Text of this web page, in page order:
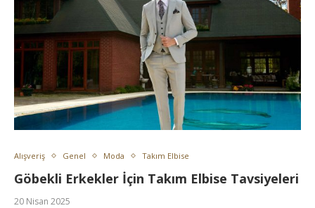
Alışveriş Genel Moda Takım Elbise
Göbekli Erkekler İçin Takım Elbise Tavsiyeleri
20 Nisan 2025